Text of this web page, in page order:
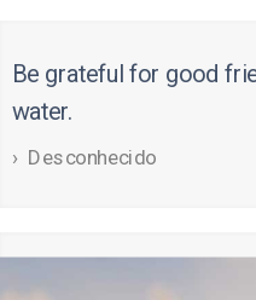
Be grateful for good
water.
Desconhecido